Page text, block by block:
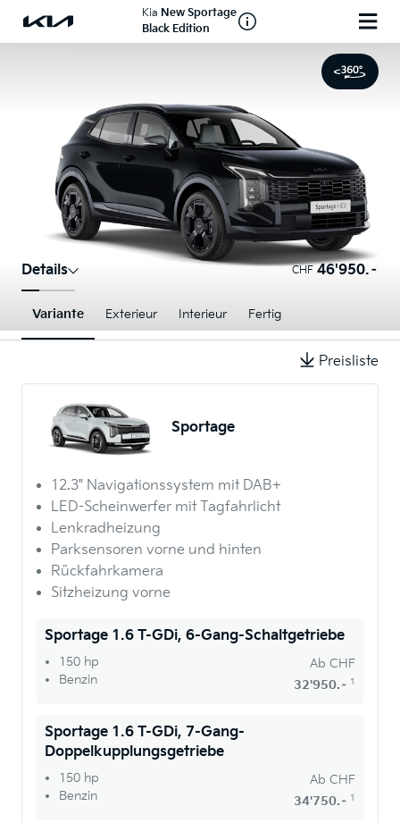
Kia New Sportage
Black Edition
CHF 46'950.–
Details
Variante Exterieur Interieur Fertig
Preisliste
Sportage
12.3" Navigationssystem mit DAB+
LED-Scheinwerfer mit Tagfahrlicht
Lenkradheizung
Parksensoren vorne und hinten
Rückfahrkamera
Sitzheizung vorne
Sportage 1.6 T-GDi, 6-Gang-Schaltgetriebe
150 hp
Benzin
Ab CHF
32'950.– 1
Sportage 1.6 T-GDi, 7-Gang-
Doppelkupplungsgetriebe
150 hp
Benzin
Ab CHF
34'750.– 1